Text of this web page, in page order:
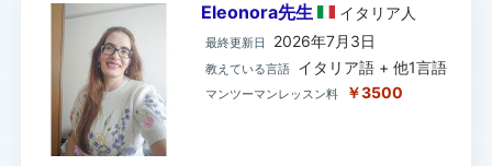
Eleonora先生 イタリア 人
最終更新日 2026年7月3日
教えている言語 イタリア語 + 他1言語
マンツーマンレッスン料 ￥3500